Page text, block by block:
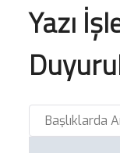
Yazı
Başlıklarda Ara